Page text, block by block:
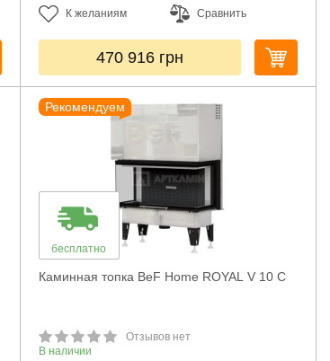
К желаниям Сравнить
470 916 грн
Рекомендуем
бесплатно
Каминная топка BeF Home ROYAL V 10 C
Отзывов нет
В наличии